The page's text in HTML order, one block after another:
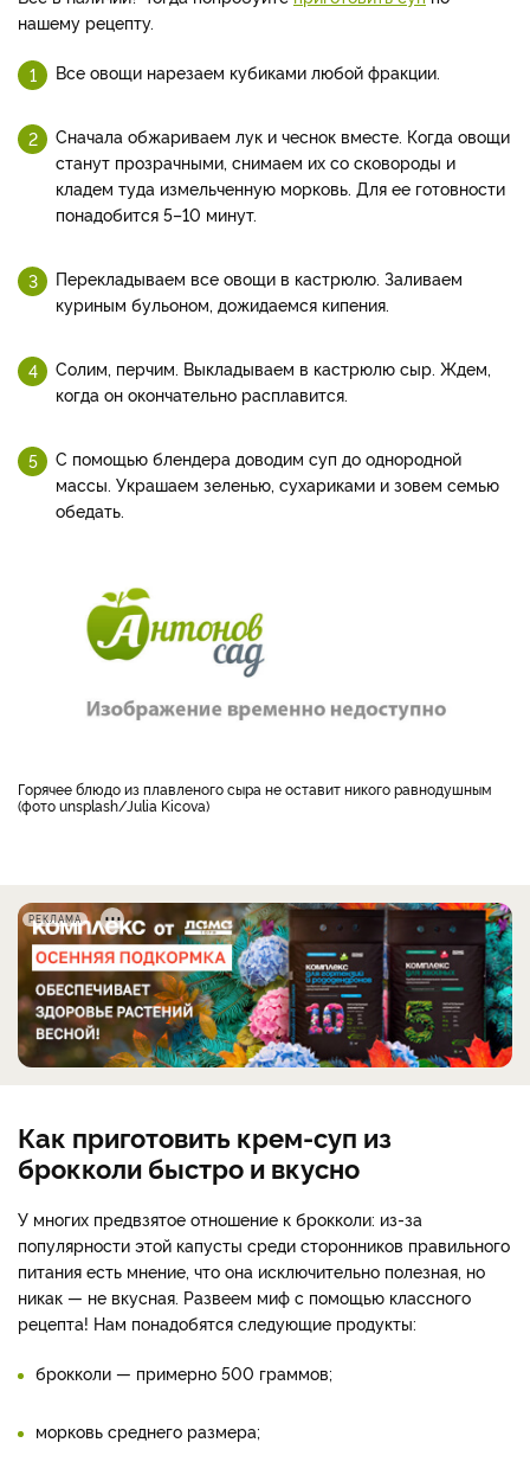
нашему рецепту.
Все овощи нарезаем кубиками любой фракции.
Сначала обжариваем лук и чеснок вместе. Когда овощи
станут прозрачными, снимаем их со сковороды и
кладем туда измельченную морковь. Для ее готовности
понадобится 5–10 минут.
Перекладываем все овощи в кастрюлю. Заливаем
куриным бульоном, дожидаемся кипения.
Солим, перчим. Выкладываем в кастрюлю сыр. Ждем,
когда он окончательно расплавится.
С помощью блендера доводим суп до однородной
массы. Украшаем зеленью, сухариками и зовем семью
обедать.
Горячее блюдо из плавленого сыра не оставит никого равнодушным
(фото unsplash/Julia Kicova)
РЕКЛАМА
Как приготовить крем-суп из
брокколи быстро и вкусно
У многих предвзятое отношение к брокколи: из-за
популярности этой капусты среди сторонников правильного
питания есть мнение, что она исключительно полезная, но
никак — не вкусная. Развеем миф с помощью классного
рецепта! Нам понадобятся следующие продукты:
брокколи — примерно 500 граммов;
морковь среднего размера;